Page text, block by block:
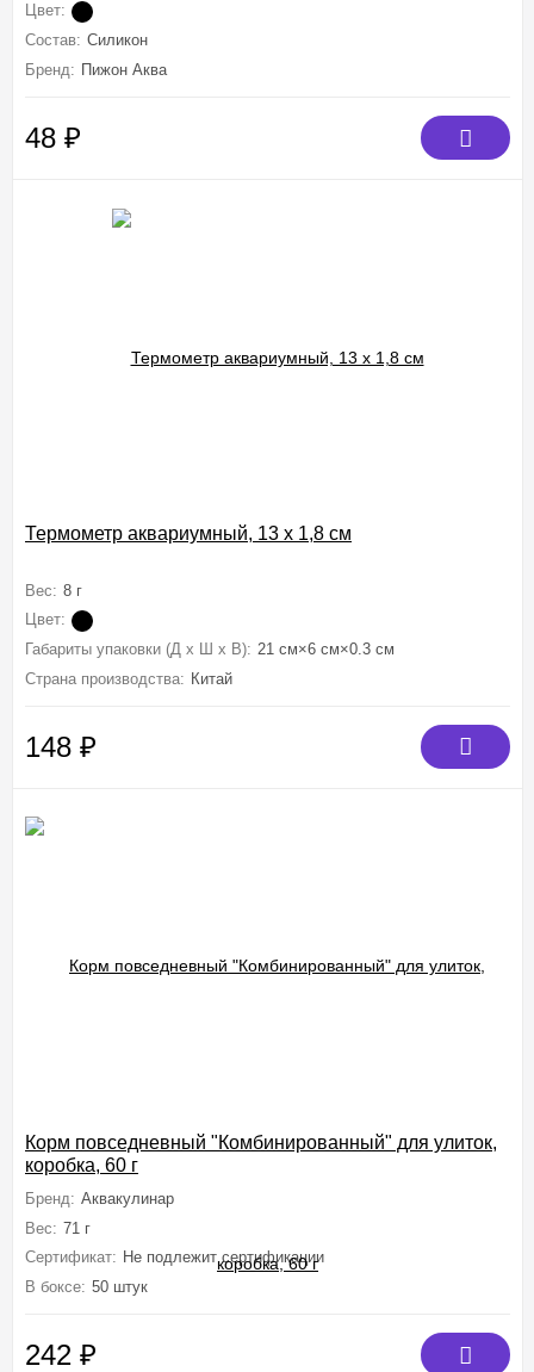
Цвет:
Состав: Силикон
Бренд: Пижон Аква
48 ₽
Термометр аквариумный, 13 х 1,8 см
Вес: 8 г
Цвет:
Габариты упаковки (Д х Ш х В): 21 см×6 см×0.3 см
Страна производства: Китай
148 ₽
Корм повседневный "Комбинированный" для улиток,
коробка, 60 г
Бренд: Аквакулинар
Вес: 71 г
Сертификат: Не подлежит сертификации
В боксе: 50 штук
242 ₽